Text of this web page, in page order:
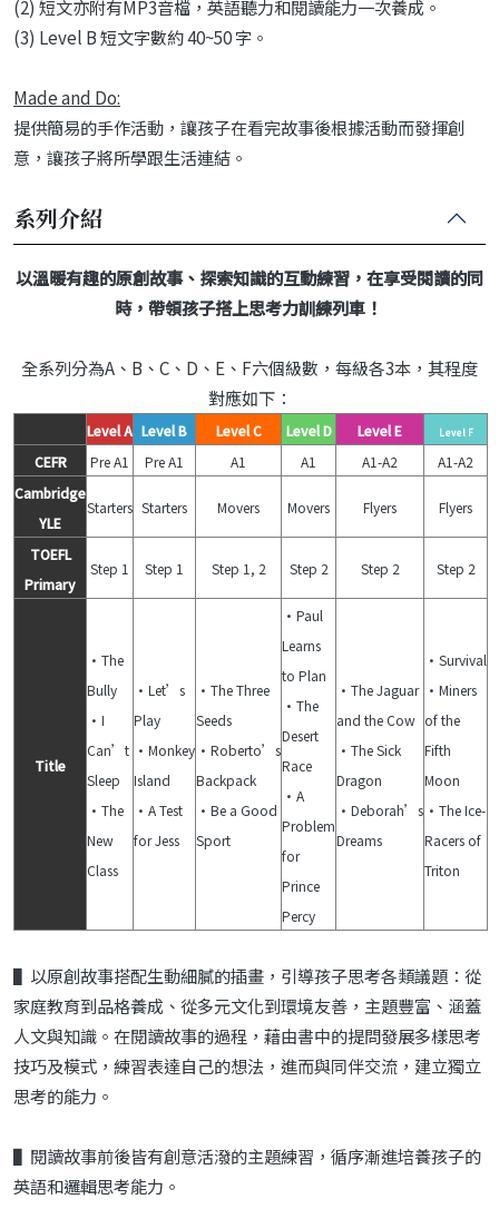
(2) 短文亦附有MP3音檔，英語聽力和閱讀能力一次養成。
(3) Level B 短文字數約 40~50 字。
Made and Do:
提供簡易的手作活動，讓孩子在看完故事後根據活動而發揮創
意，讓孩子將所學跟生活連結。
系列介紹
以溫暖有趣的原創故事、探索知識的互動練習，在享受閱讀的同
時，帶領孩子搭上思考力訓練列車！
全系列分為A、B、C、D、E、F六個級數，每級各3本，其程度
對應如下：
Level A Level B Level C Level D Level E Level F
CEFR Pre A1 Pre A1 A1 A1 A1-A2
A1-A2
Cambridge
YLE
Starters Starters Movers Movers Flyers Flyers
TOEFL
Primary
Step 1 Step 1 Step 1, 2 Step 2 Step 2 Step 2
Title
•The
Bully
•I
Can’t
Sleep
•The
New
Class
•Let’s
Play
•Monkey
Island
•A Test
for Jess
•The Three
Seeds
•Roberto’s
Backpack
•Be a Good
Sport
•Paul
Learns
to Plan
•The
Desert
Race
•A
Problem
for
Prince
Percy
•The Jaguar
and the Cow
•The Sick
Dragon
•Deborah’s
Dreams
•Survival
•Miners
of the
Fifth
Moon
•The Ice-
Racers of
Triton
▌以原創故事搭配生動細膩的插畫，引導孩子思考各類議題：從
家庭教育到品格養成、從多元文化到環境友善，主題豐富、涵蓋
人文與知識。在閱讀故事的過程，藉由書中的提問發展多樣思考
技巧及模式，練習表達自己的想法，進而與同伴交流，建立獨立
思考的能力。
▌閱讀故事前後皆有創意活潑的主題練習，循序漸進培養孩子的
英語和邏輯思考能力。